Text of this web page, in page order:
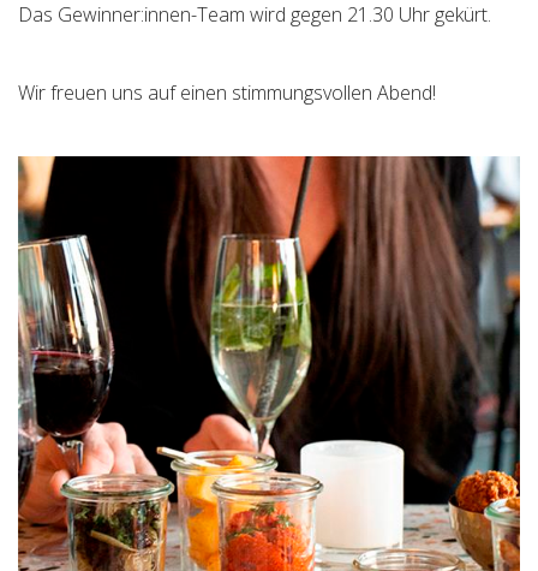
Das Gewinner:innen-Team wird gegen 21.30 Uhr gekürt.
Wir freuen uns auf einen stimmungsvollen Abend!